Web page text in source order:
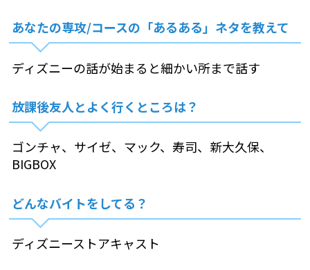
あなたの専攻/コースの「あるある」ネタを教えて
ディズニーの話が始まると細かい所まで話す
放課後友人とよく行くところは？
ゴンチャ、サイゼ、マック、寿司、新大久保、
BIGBOX
どんなバイトをしてる？
ディズニーストアキャスト